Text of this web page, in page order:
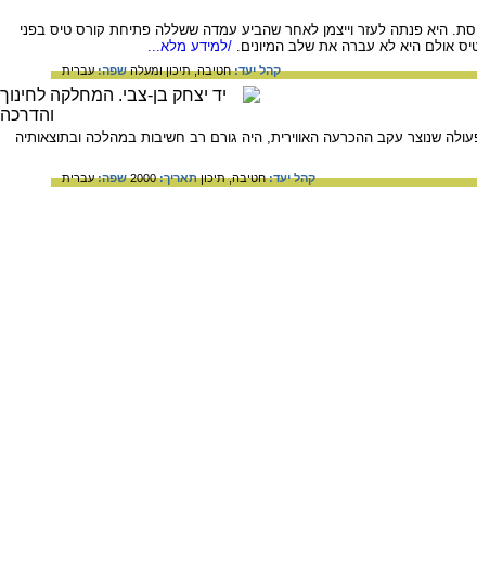
היא פנתה לעזר וייצמן לאחר שהביע עמדה ששללה פתיחת קורס טיס בפני
/למידע מלא...
קהל יעד:חטיבה,תיכון ומעלהשפה:עברית
שנוצר עקב ההכרעה האווירית, היה גורם רב חשיבות במהלכה ובתוצאותיה
קהל יעד:חטיבה,תיכוןתאריך:2000 שפה:עברית